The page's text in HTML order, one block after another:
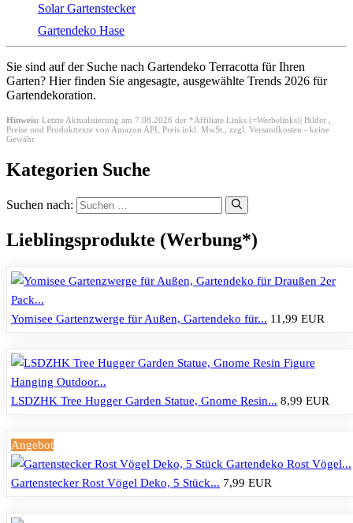
Solar Gartenstecker
Gartendeko Hase
Sie sind auf der Suche nach Gartendeko Terracotta für Ihren
Garten? Hier finden Sie angesagte, ausgewählte Trends 2026 für
Gartendekoration.
Hinweis: Letzte Aktualisierung am 7.08.2026 der *Affiliate Links (=Werbelinks)| Bilder ,
Preise und Produkttexte von Amazon API, Preis inkl. MwSt., zzgl. Versandkosten - keine
Gewähr
Kategorien Suche
Suchen nach:
Lieblingsprodukte (Werbung*)
Yomisee Gartenzwerge für Außen, Gartendeko für... 11,99 EUR
LSDZHK Tree Hugger Garden Statue, Gnome Resin... 8,99 EUR
Angebot
Gartenstecker Rost Vögel Deko, 5 Stück... 7,99 EUR